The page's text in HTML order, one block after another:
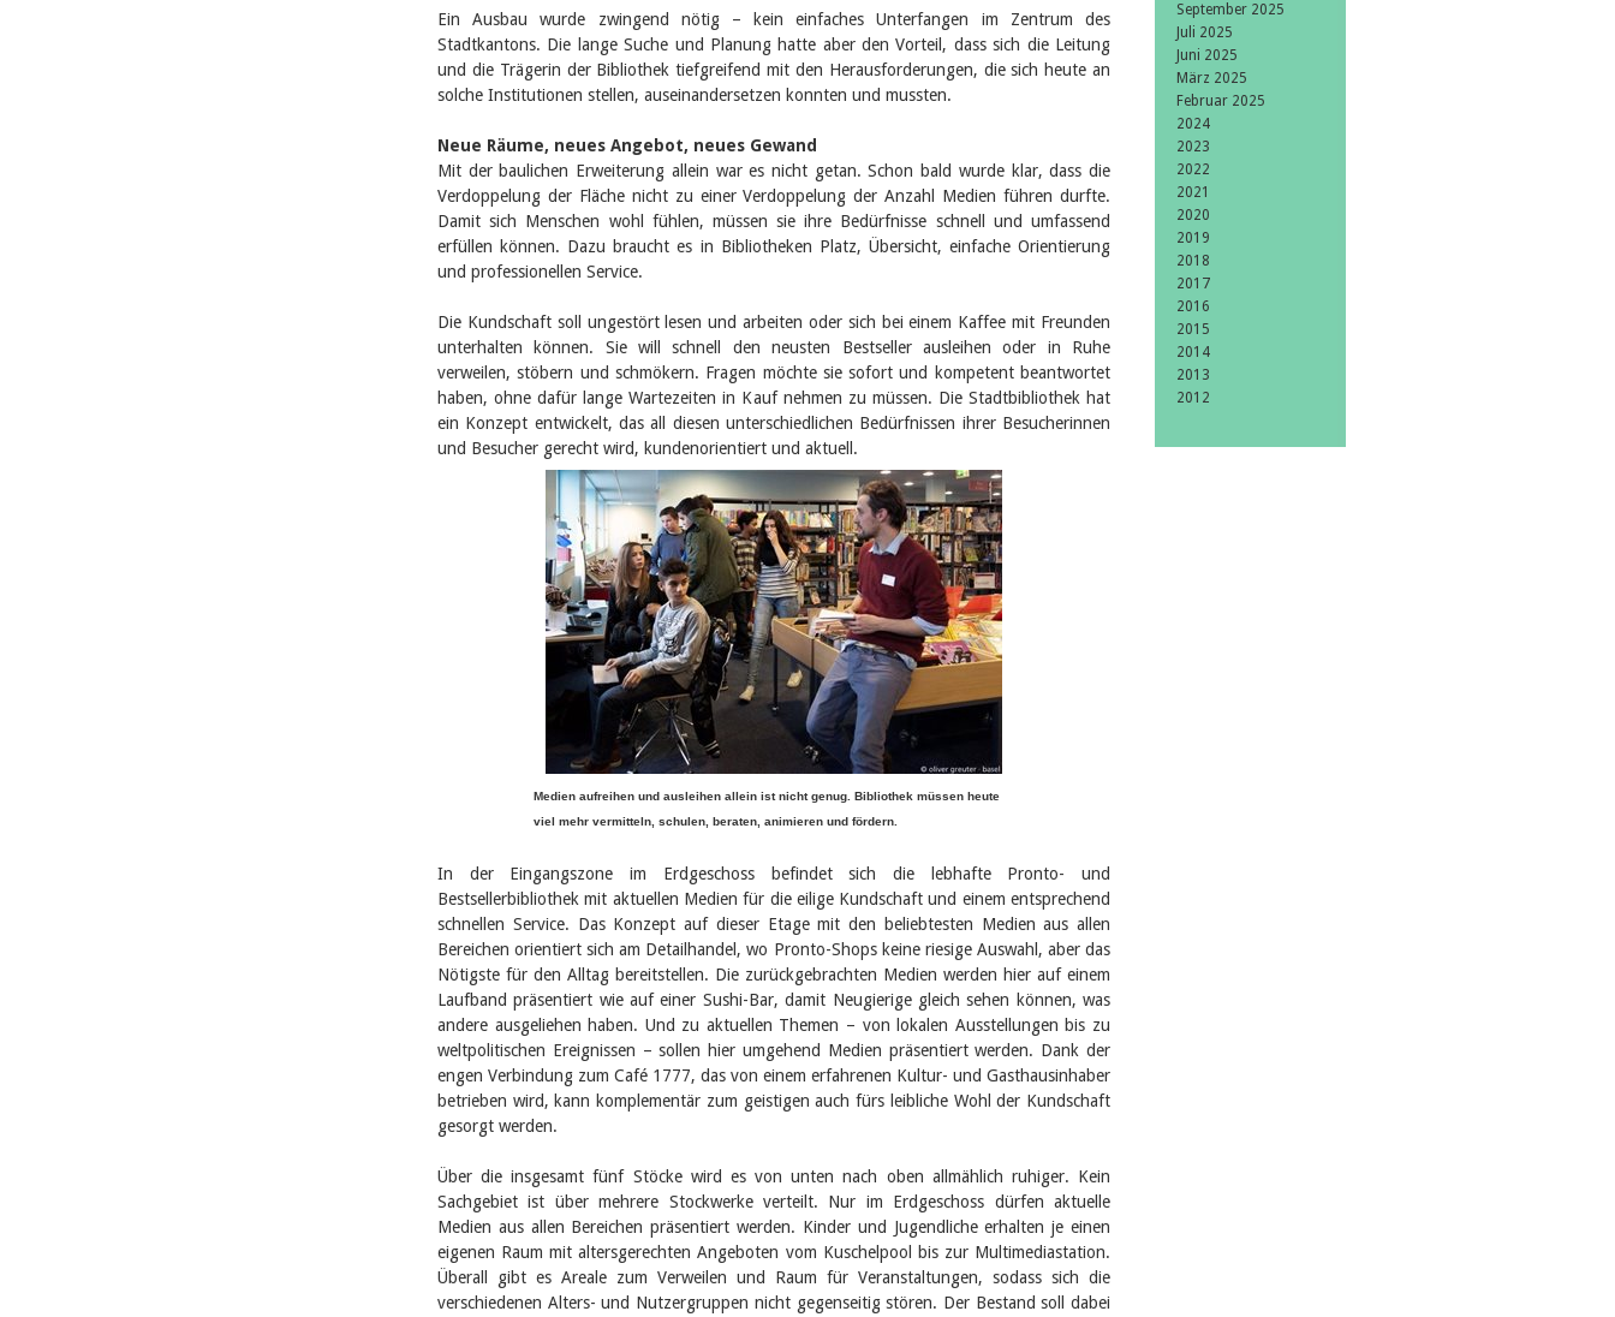
Ein Ausbau wurde zwingend nötig – kein einfaches Unterfangen im Zentrum des
Stadtkantons. Die lange Suche und Planung hatte aber den Vorteil, dass sich die Leitung
und die Trägerin der Bibliothek tiefgreifend mit den Herausforderungen, die sich heute an
solche Institutionen stellen, auseinandersetzen konnten und mussten.
Neue Räume, neues Angebot, neues Gewand
Mit der baulichen Erweiterung allein war es nicht getan. Schon bald wurde klar, dass die
Verdoppelung der Fläche nicht zu einer Verdoppelung der Anzahl Medien führen durfte.
Damit sich Menschen wohl fühlen, müssen sie ihre Bedürfnisse schnell und umfassend
erfüllen können. Dazu braucht es in Bibliotheken Platz, Übersicht, einfache Orientierung
und professionellen Service.
Die Kundschaft soll ungestört lesen und arbeiten oder sich bei einem Kaffee mit Freunden
unterhalten können. Sie will schnell den neusten Bestseller ausleihen oder in Ruhe
verweilen, stöbern und schmökern. Fragen möchte sie sofort und kompetent beantwortet
haben, ohne dafür lange Wartezeiten in Kauf nehmen zu müssen. Die Stadtbibliothek hat
ein Konzept entwickelt, das all diesen unterschiedlichen Bedürfnissen ihrer Besucherinnen
und Besucher gerecht wird, kundenorientiert und aktuell.
Medien aufreihen und ausleihen allein ist nicht genug. Bibliothek müssen heute
viel mehr vermitteln, schulen, beraten, animieren und fördern.
In der Eingangszone im Erdgeschoss befindet sich die lebhafte Pronto- und
Bestsellerbibliothek mit aktuellen Medien für die eilige Kundschaft und einem entsprechend
schnellen Service. Das Konzept auf dieser Etage mit den beliebtesten Medien aus allen
Bereichen orientiert sich am Detailhandel, wo Pronto-Shops keine riesige Auswahl, aber das
Nötigste für den Alltag bereitstellen. Die zurückgebrachten Medien werden hier auf einem
Laufband präsentiert wie auf einer Sushi-Bar, damit Neugierige gleich sehen können, was
andere ausgeliehen haben. Und zu aktuellen Themen – von lokalen Ausstellungen bis zu
weltpolitischen Ereignissen – sollen hier umgehend Medien präsentiert werden. Dank der
engen Verbindung zum Café 1777, das von einem erfahrenen Kultur- und Gasthausinhaber
betrieben wird, kann komplementär zum geistigen auch fürs leibliche Wohl der Kundschaft
gesorgt werden.
Über die insgesamt fünf Stöcke wird es von unten nach oben allmählich ruhiger. Kein
Sachgebiet ist über mehrere Stockwerke verteilt. Nur im Erdgeschoss dürfen aktuelle
Medien aus allen Bereichen präsentiert werden. Kinder und Jugendliche erhalten je einen
eigenen Raum mit altersgerechten Angeboten vom Kuschelpool bis zur Multimediastation.
Überall gibt es Areale zum Verweilen und Raum für Veranstaltungen, sodass sich die
verschiedenen Alters- und Nutzergruppen nicht gegenseitig stören. Der Bestand soll dabei
September 2025
Juli 2025
Juni 2025
März 2025
Februar 2025
2024
2023
2022
2021
2020
2019
2018
2017
2016
2015
2014
2013
2012